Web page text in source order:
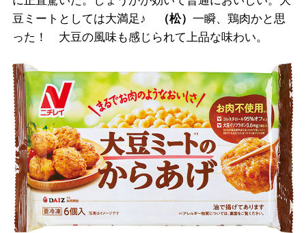
豆ミートとしては大満足♪
（松） 一瞬、鶏肉かと思
った！ 大豆の風味も感じられて上品な味わい。